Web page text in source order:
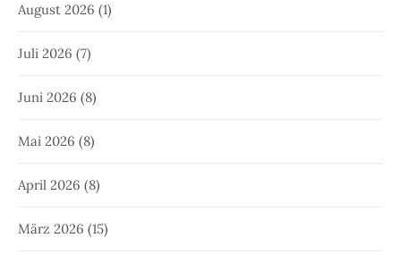
August 2026 (1)
Juli 2026 (7)
Juni 2026 (8)
Mai 2026 (8)
April 2026 (8)
März 2026 (15)